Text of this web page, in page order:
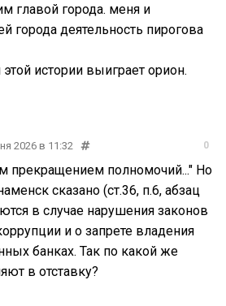
главой города. меня и
города деятельность пирогова
истории выиграет орион.
2026 в 11:32 0
прекращением полномочий..." Но
сказано (ст.36, п.6, абзац
в случае нарушения законов
и о запрете владения
банках. Так по какой же
в отставку?